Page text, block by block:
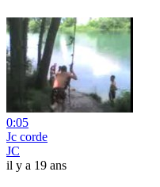
0:05
Jc corde
JC
il y a 19 ans